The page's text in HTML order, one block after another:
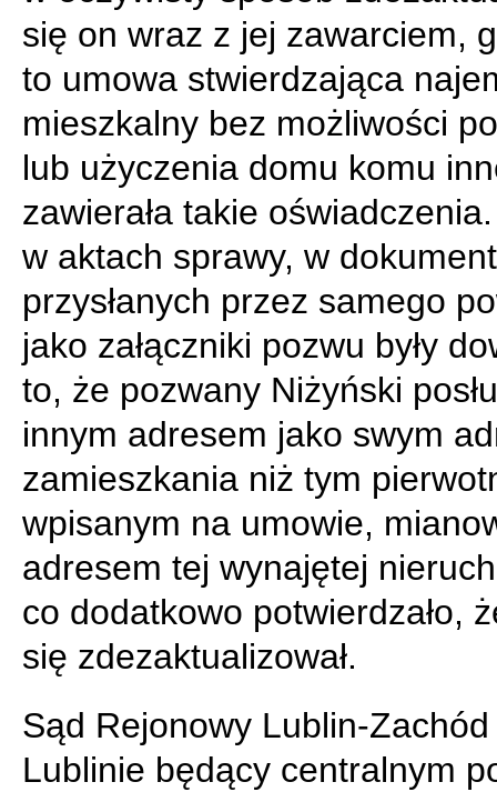
się on wraz z jej zawarciem,
to umowa stwierdzająca
mieszkalny bez możliwości
lub użyczenia domu komu
zawierała takie
w aktach sprawy, w
przysłanych przez samego
jako załączniki pozwu były
to, że pozwany Niżyński
innym adresem jako swym
zamieszkania niż tym
wpisanym na umowie,
adresem tej wynajętej
co dodatkowo potwierdzało,
się zdezaktualizował.
Sąd Rejonowy Lublin-Zachód
Lublinie będący centralnym